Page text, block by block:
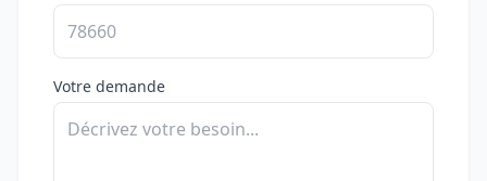
Votre demande